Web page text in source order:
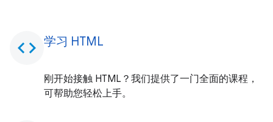
code 学习 HTML
刚开始接触 HTML？我们提供了一门全面的课程，
可帮助您轻松上手。